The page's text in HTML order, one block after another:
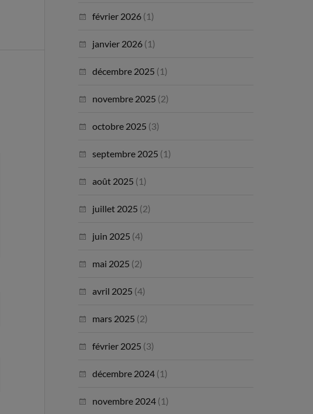
février 2026 (1)
janvier 2026 (1)
décembre 2025 (1)
novembre 2025 (2)
octobre 2025 (3)
septembre 2025 (1)
août 2025 (1)
juillet 2025 (2)
juin 2025 (4)
mai 2025 (2)
avril 2025 (4)
mars 2025 (2)
février 2025 (3)
décembre 2024 (1)
novembre 2024 (1)